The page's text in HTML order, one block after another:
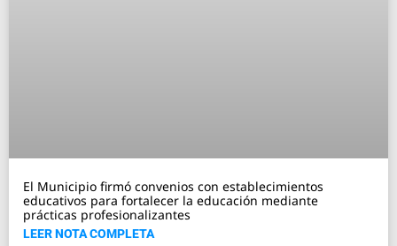
El Municipio firmó convenios con establecimientos
educativos para fortalecer la educación mediante
prácticas profesionalizantes
LEER NOTA COMPLETA